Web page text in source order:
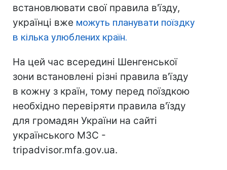
встановлювати свої правила в'їзду,
українці вже можуть планувати поїздку
в кілька улюблених країн.
На цей час всередині Шенгенської
зони встановлені різні правила в'їзду
в кожну з країн, тому перед поїздкою
необхідно перевіряти правила в'їзду
для громадян України на сайті
українського МЗС -
tripadvisor.mfa.gov.ua.